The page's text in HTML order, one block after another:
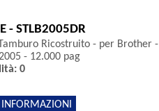
- STLB2005DR
Ricostruito - per Brother -
- 12.000 pag
0